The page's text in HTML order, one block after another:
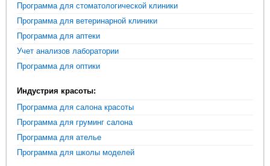
Программа для стоматологической клиники
Программа для ветеринарной клиники
Программа для аптеки
Учет анализов лаборатории
Программа для оптики
Индустрия красоты:
Программа для салона красоты
Программа для груминг салона
Программа для ателье
Программа для школы моделей